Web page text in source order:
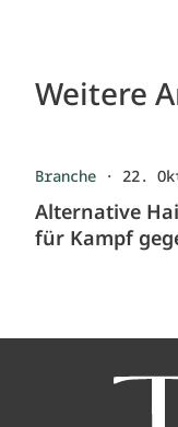
Weitere
Branche · 22.
Alternative
für Kampf